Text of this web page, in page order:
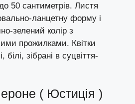
50 сантиметрів. Листя
ланцетну форму і
зелений колір з
прожилками. Квітки
білі, зібрані в суцвіття-
( Юстиція )